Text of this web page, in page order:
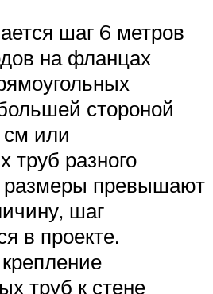
шаг 6 метров
на фланцах
стороной
см или
труб разного
размеры превышают
шаг
в проекте.
труб к стене